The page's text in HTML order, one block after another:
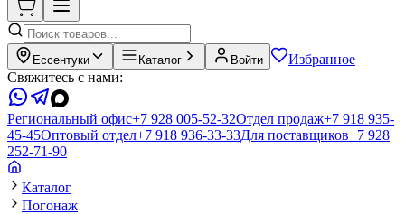
Ессентуки Каталог Войти
Избранное
Свяжитесь с нами:
Региональный офис+7 928 005-52-32Отдел продаж+7 918 935-
45-45Оптовый отдел+7 918 936-33-33Для поставщиков+7 928
252-71-90
Каталог
Погонаж